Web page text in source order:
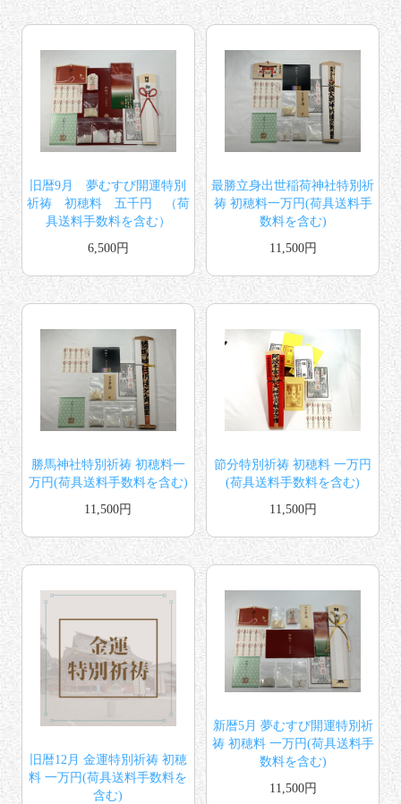
旧暦9月 夢むすび開運特別
祈祷 初穂料 五千円 （荷
具送料手数料を含む）
6,500円
最勝立身出世稲荷神社特別祈
祷 初穂料一万円(荷具送料手
数料を含む)
11,500円
勝馬神社特別祈祷 初穂料一
万円(荷具送料手数料を含む)
11,500円
節分特別祈祷 初穂料 一万円
(荷具送料手数料を含む)
11,500円
旧暦12月 金運特別祈祷 初穂
料 一万円(荷具送料手数料を
含む)
新暦5月 夢むすび開運特別祈
祷 初穂料 一万円(荷具送料手
数料を含む)
11,500円